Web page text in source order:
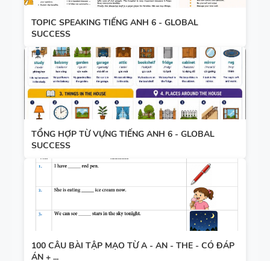
TOPIC SPEAKING TIẾNG ANH 6 - GLOBAL
SUCCESS
TỔNG HỢP TỪ VỰNG TIẾNG ANH 6 - GLOBAL
SUCCESS
100 CÂU BÀI TẬP MẠO TỪ A - AN - THE - CÓ ĐÁP
ÁN + ...